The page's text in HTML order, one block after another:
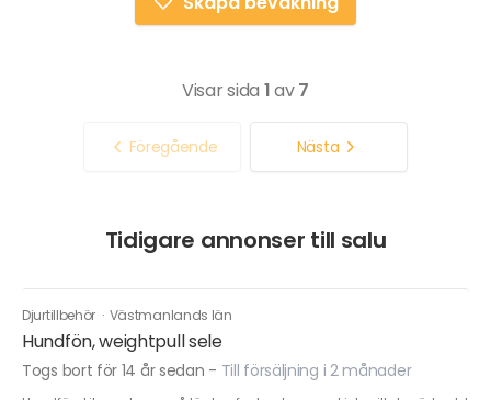
Visar sida 1av7
Föregående Nästa
Tidigare annonser till salu
Djurtillbehör · Västmanlands län
Hundfön, weightpull sele
Togs bort för 14 år sedan - Till försäljning i 2 månader